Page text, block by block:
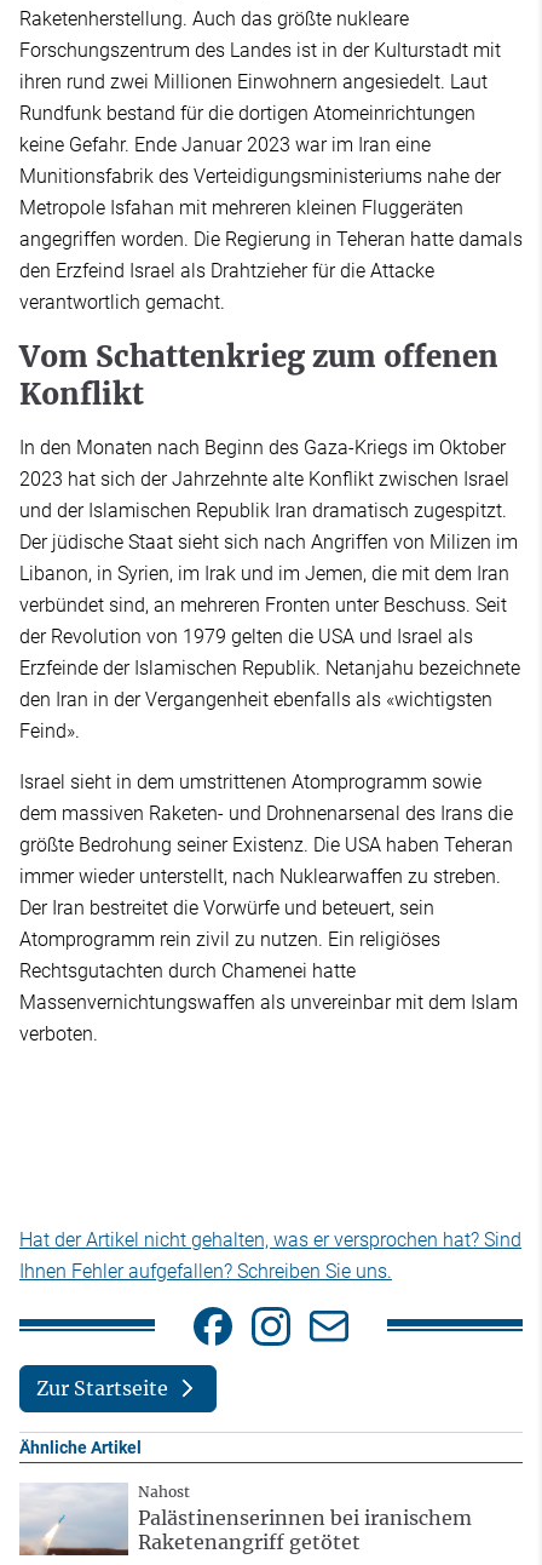
Raketenherstellung. Auch das größte nukleare
Forschungszentrum des Landes ist in der Kulturstadt mit
ihren rund zwei Millionen Einwohnern angesiedelt. Laut
Rundfunk bestand für die dortigen Atomeinrichtungen
keine Gefahr. Ende Januar 2023 war im Iran eine
Munitionsfabrik des Verteidigungsministeriums nahe der
Metropole Isfahan mit mehreren kleinen Fluggeräten
angegriffen worden. Die Regierung in Teheran hatte damals
den Erzfeind Israel als Drahtzieher für die Attacke
verantwortlich gemacht.
Vom Schattenkrieg zum offenen
Konflikt
In den Monaten nach Beginn des Gaza-Kriegs im Oktober
2023 hat sich der Jahrzehnte alte Konflikt zwischen Israel
und der Islamischen Republik Iran dramatisch zugespitzt.
Der jüdische Staat sieht sich nach Angriffen von Milizen im
Libanon, in Syrien, im Irak und im Jemen, die mit dem Iran
verbündet sind, an mehreren Fronten unter Beschuss. Seit
der Revolution von 1979 gelten die USA und Israel als
Erzfeinde der Islamischen Republik. Netanjahu bezeichnete
den Iran in der Vergangenheit ebenfalls als «wichtigsten
Feind».
Israel sieht in dem umstrittenen Atomprogramm sowie
dem massiven Raketen- und Drohnenarsenal des Irans die
größte Bedrohung seiner Existenz. Die USA haben Teheran
immer wieder unterstellt, nach Nuklearwaffen zu streben.
Der Iran bestreitet die Vorwürfe und beteuert, sein
Atomprogramm rein zivil zu nutzen. Ein religiöses
Rechtsgutachten durch Chamenei hatte
Massenvernichtungswaffen als unvereinbar mit dem Islam
verboten.
Hat der Artikel nicht gehalten, was er versprochen hat? Sind
Ihnen Fehler aufgefallen? Schreiben Sie uns.
Zur Startseite
Ähnliche Artikel
Nahost
Palästinenserinnen bei iranischem
Raketenangriff getötet